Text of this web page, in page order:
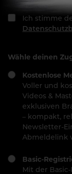
Ich stimme
Wähle deinen
Kostenlose
Voller und
Videos &
exklusiven
– kompakt,
Newsletter-
Abmeldelink
Basic-
Mit der